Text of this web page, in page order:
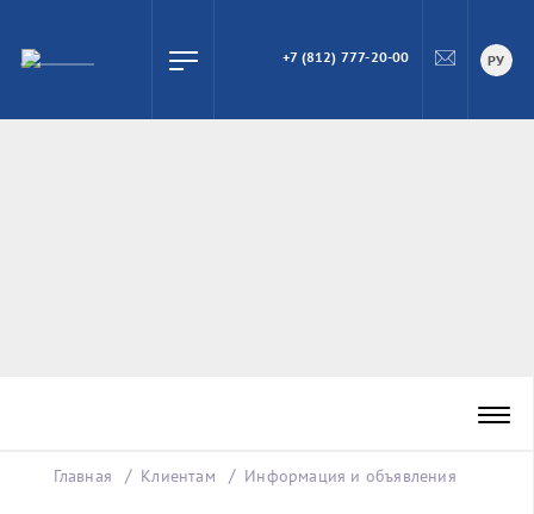
ПОИСК
+7 (812) 777-20-00 РУ
Главная Клиентам Информация и объявления